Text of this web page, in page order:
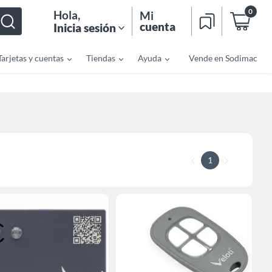
Hola,
Inicia sesión
Mi
cuenta
0
y cuentas Tiendas Ayuda Vende en Sodimac
1